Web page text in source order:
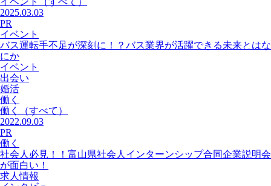
2025.03.03
PR
イベント
バス運転手不足が深刻に！？バス業界が活躍できる未来とはな
にか
イベント
出会い
婚活
働く
働く
（すべて）
2022.09.03
PR
働く
社会人必見！！富山県社会人インターンシップ合同企業説明会
が面白い！
求人情報